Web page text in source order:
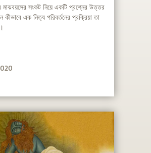
মাঝবয়সের সংকট নিয়ে একটি প্রশ্নের উত্তর
কীভাবে এক নিত্য পরিবর্তনের প্রক্রিয়া তা